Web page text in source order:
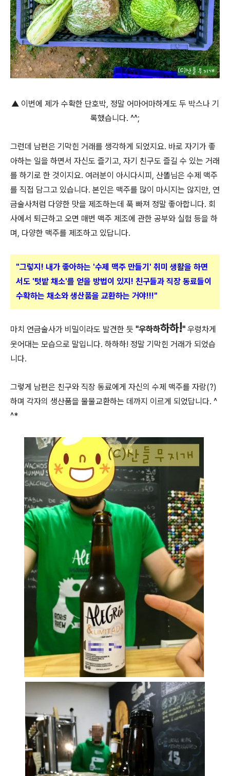
▲ 이번에 제가 수확한 단호박, 정말 어마어마하게도 두 박스나 기
록했습니다. ^^;
그런데 남편은 기막힌 거래를 생각하게 되었지요. 바로 자기가 좋
아하는 일을 하면서 자신도 즐기고, 자기 친구도 즐길 수 있는 거래
를 하기로 한 것이지요. 여러분이 아시다시피, 산똘님은 수제 맥주
를 직접 담그고 있습니다. 본인은 맥주를 많이 마시지는 않지만, 연
금술사처럼 다양한 맛을 제조하는데 푹 빠져 정말 좋아합니다. 회
사에서 퇴근하고 오면 매번 맥주 제조에 관한 공부와 실험 등을 하
며, 다양한 맥주를 제조하고 있답니다.
"그렇지! 내가 좋아하는 '수제 맥주 만들기' 취미 생활을 하면
서도 '텃밭 채소'를 얻을 방법이 있지! 친구들과 직장 동료들이
수확하는 채소와 생산품을 교환하는 거야!!!"
마치 연금술사가 비밀이라도 발견한 듯 "우하하하하!" 우렁차게
웃어대는 모습으로 말입니다. 하하하! 정말 기막힌 거래가 되었습
니다.
그렇게 남편은 친구와 직장 동료에게 자신의 수제 맥주를 자랑(?)
하며 각자의 생산품을 물물교환하는 데까지 이르게 되었답니다. ^
^*